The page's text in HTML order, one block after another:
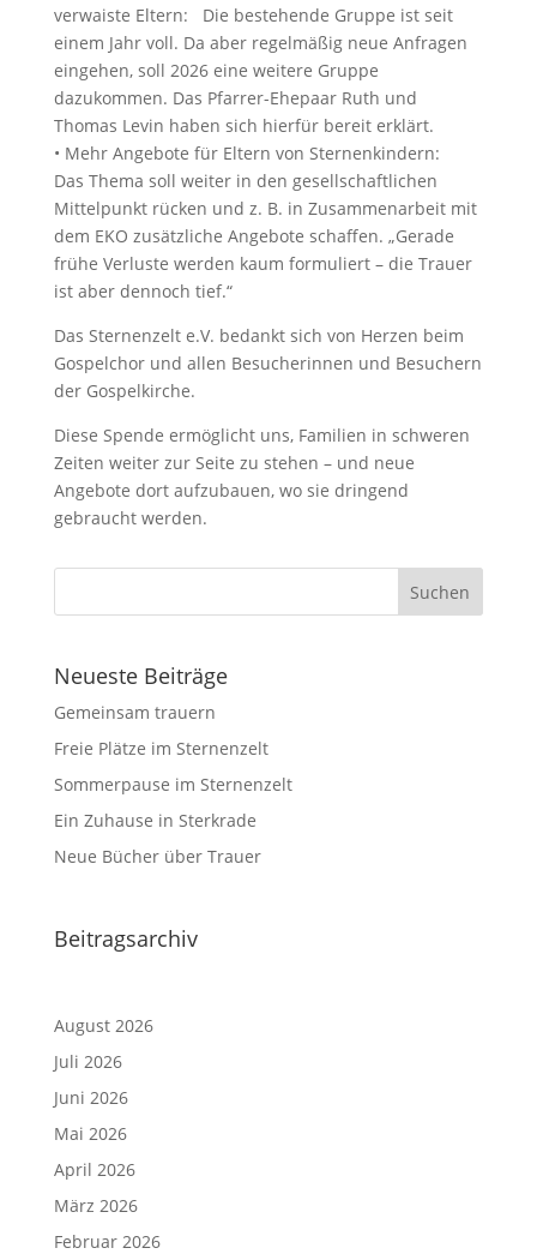
verwaiste Eltern: Die bestehende Gruppe ist seit
einem Jahr voll. Da aber regelmäßig neue Anfragen
eingehen, soll 2026 eine weitere Gruppe
dazukommen. Das Pfarrer-Ehepaar Ruth und
Thomas Levin haben sich hierfür bereit erklärt.
• Mehr Angebote für Eltern von Sternenkindern:
Das Thema soll weiter in den gesellschaftlichen
Mittelpunkt rücken und z. B. in Zusammenarbeit mit
dem EKO zusätzliche Angebote schaffen. „Gerade
frühe Verluste werden kaum formuliert – die Trauer
ist aber dennoch tief.“
Das Sternenzelt e.V. bedankt sich von Herzen beim
Gospelchor und allen Besucherinnen und Besuchern
der Gospelkirche.
Diese Spende ermöglicht uns, Familien in schweren
Zeiten weiter zur Seite zu stehen – und neue
Angebote dort aufzubauen, wo sie dringend
gebraucht werden.
Neueste Beiträge
Gemeinsam trauern
Freie Plätze im Sternenzelt
Sommerpause im Sternenzelt
Ein Zuhause in Sterkrade
Neue Bücher über Trauer
Beitragsarchiv
August 2026
Juli 2026
Juni 2026
Mai 2026
April 2026
März 2026
Februar 2026